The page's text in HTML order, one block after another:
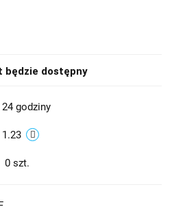
będzie dostępny
24 godziny
1.23
0 szt.